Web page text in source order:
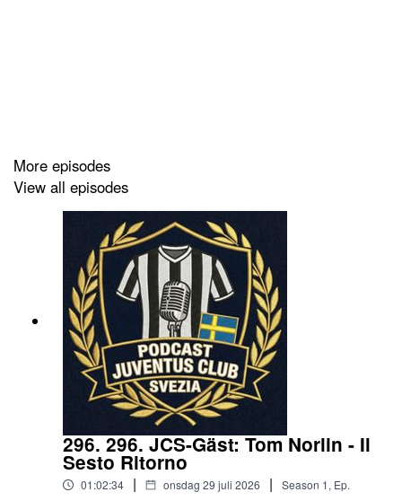
Intro/Outro Podcast Juventus Club Svezia, skapad av:
Roger Myrehag - Oboogie Music
More episodes
View all episodes
296. 296. JCS-Gäst: Tom Norlin - Il
Sesto Ritorno
01:02:34 | onsdag 29 juli 2026 | Season 1, Ep.